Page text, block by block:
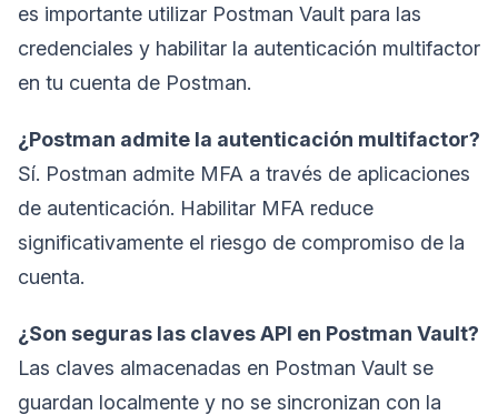
es importante utilizar Postman Vault para las
credenciales y habilitar la autenticación multifactor
en tu cuenta de Postman.
¿Postman admite la autenticación multifactor?
Sí. Postman admite MFA a través de aplicaciones
de autenticación. Habilitar MFA reduce
significativamente el riesgo de compromiso de la
cuenta.
¿Son seguras las claves API en Postman Vault?
Las claves almacenadas en Postman Vault se
guardan localmente y no se sincronizan con la